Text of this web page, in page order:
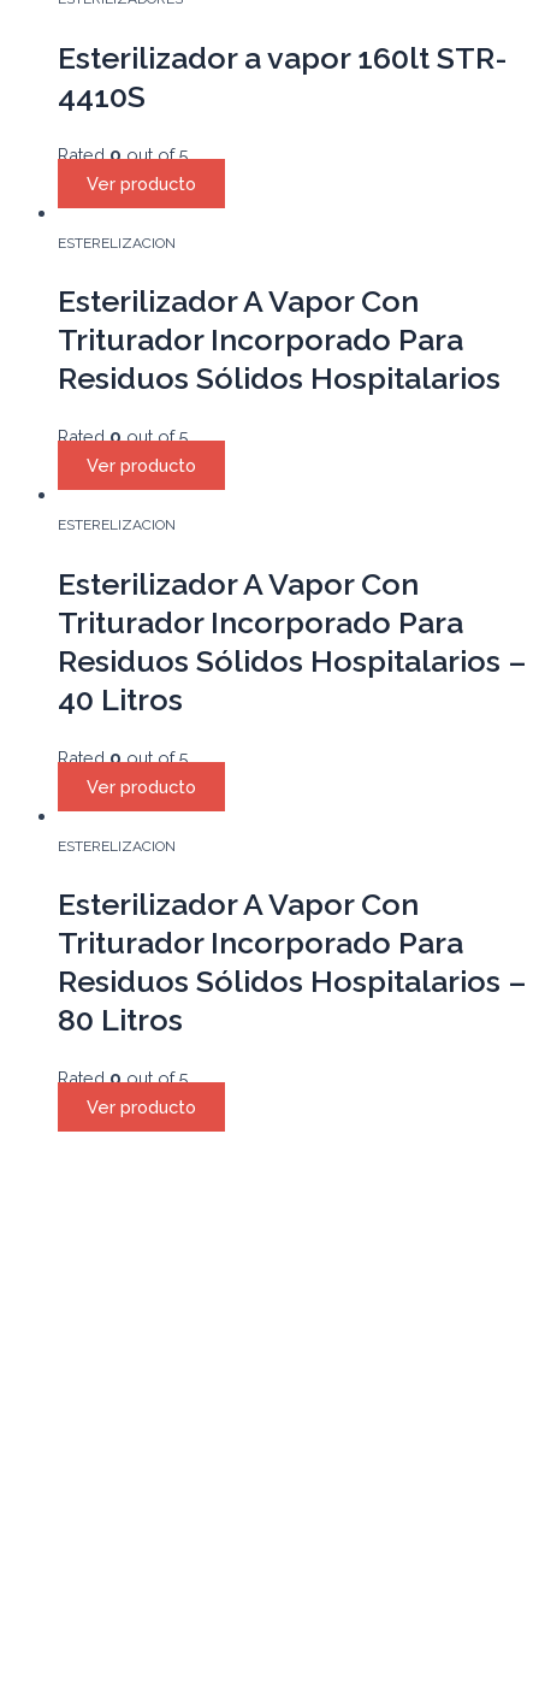
Esterilizador a vapor 160lt STR-
4410S
Rated0out of 5
Ver producto
ESTERELIZACION
Esterilizador A Vapor Con
Triturador Incorporado Para
Residuos Sólidos Hospitalarios
Rated0out of 5
Ver producto
ESTERELIZACION
Esterilizador A Vapor Con
Triturador Incorporado Para
Residuos Sólidos Hospitalarios –
40 Litros
Rated0out of 5
Ver producto
ESTERELIZACION
Esterilizador A Vapor Con
Triturador Incorporado Para
Residuos Sólidos Hospitalarios –
80 Litros
Rated0out of 5
Ver producto